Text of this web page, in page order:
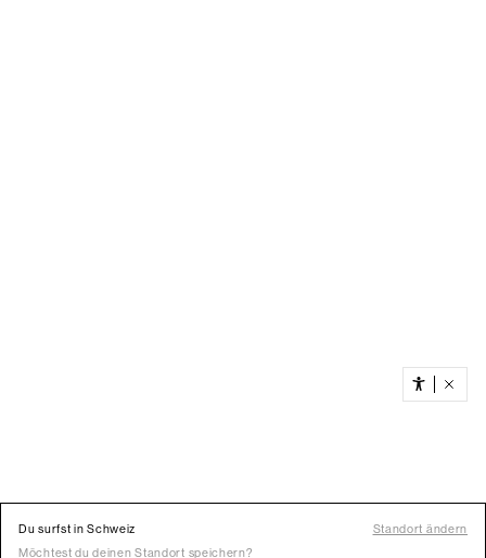
Du surfst in Schweiz
Standort ändern
Möchtest du deinen Standort speichern?